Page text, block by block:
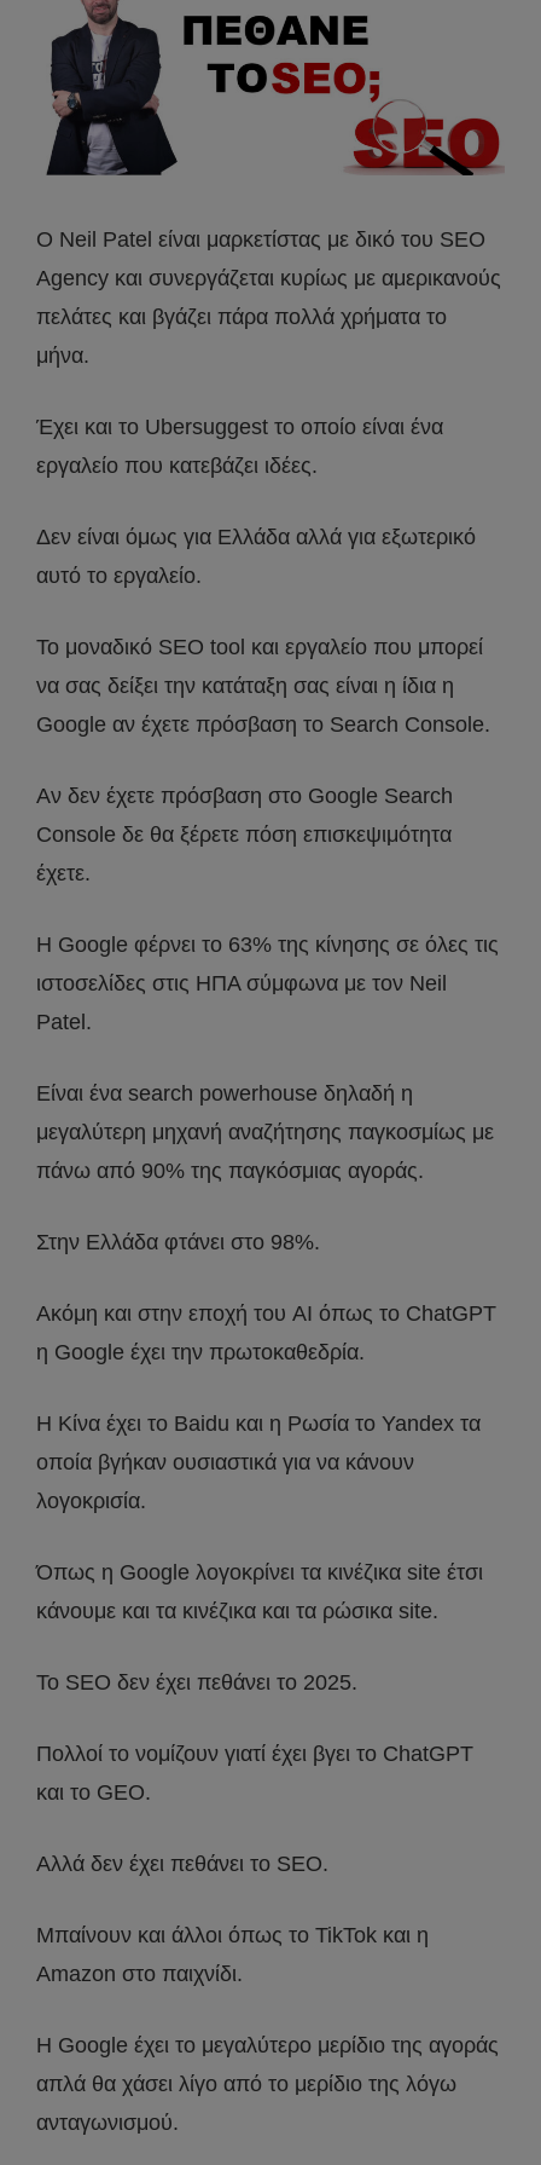
Ο Neil Patel είναι μαρκετίστας με δικό του SEO
Agency και συνεργάζεται κυρίως με αμερικανούς
πελάτες και βγάζει πάρα πολλά χρήματα το
μήνα.
Έχει και το Ubersuggest το οποίο είναι ένα
εργαλείο που κατεβάζει ιδέες.
Δεν είναι όμως για Ελλάδα αλλά για εξωτερικό
αυτό το εργαλείο.
Το μοναδικό SEO tool και εργαλείο που μπορεί
να σας δείξει την κατάταξη σας είναι η ίδια η
Google αν έχετε πρόσβαση το Search Console.
Αν δεν έχετε πρόσβαση στο Google Search
Console δε θα ξέρετε πόση επισκεψιμότητα
έχετε.
Η Google φέρνει το 63% της κίνησης σε όλες τις
ιστοσελίδες στις ΗΠΑ σύμφωνα με τον Neil
Patel.
Είναι ένα search powerhouse δηλαδή η
μεγαλύτερη μηχανή αναζήτησης παγκοσμίως με
πάνω από 90% της παγκόσμιας αγοράς.
Στην Ελλάδα φτάνει στο 98%.
Ακόμη και στην εποχή του AI όπως το ChatGPT
η Google έχει την πρωτοκαθεδρία.
Η Κίνα έχει το Baidu και η Ρωσία το Yandex τα
οποία βγήκαν ουσιαστικά για να κάνουν
λογοκρισία.
Όπως η Google λογοκρίνει τα κινέζικα site έτσι
κάνουμε και τα κινέζικα και τα ρώσικα site.
Το SEO δεν έχει πεθάνει το 2025.
Πολλοί το νομίζουν γιατί έχει βγει το ChatGPT
και το GEO.
Αλλά δεν έχει πεθάνει το SEO.
Μπαίνουν και άλλοι όπως το TikTok και η
Amazon στο παιχνίδι.
Η Google έχει το μεγαλύτερο μερίδιο της αγοράς
απλά θα χάσει λίγο από το μερίδιο της λόγω
ανταγωνισμού.